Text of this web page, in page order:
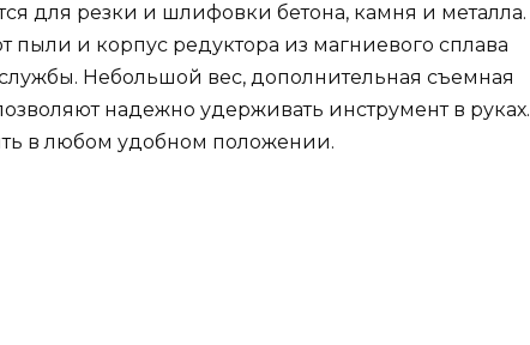
для резки и шлифовки бетона, камня и металла.
пыли и корпус редуктора из магниевого сплава
Небольшой вес, дополнительная съемная
надежно удерживать инструмент в руках.
в любом удобном положении.